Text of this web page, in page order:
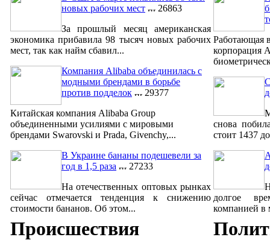
новых рабочих мест
26863
За прошлый месяц американская
экономика прибавила 98 тысяч новых рабочих
мест, так как найм сбавил...
Компания Alibaba объединилась с
модными брендами в борьбе
против подделок
29377
Китайская компания Alibaba Group
объединенными усилиями с мировыми
брендами Swarovski и Prada, Givenchy,...
В Украине бананы подешевели за
год в 1,5 раза
27233
На отечественных оптовых рынках
сейчас отмечается тенденция к снижению
стоимости бананов. Об этом...
Работающая
корпорация
снова
стоит 1437
долгое
компанией в
Происшествия